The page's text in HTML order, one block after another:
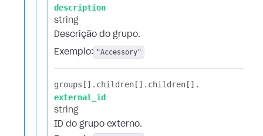
description
string
Descrição do grupo.
Exemplo: "Accessory"
groups[].​ children[].​ children[].​
external_id
string
ID do grupo externo.